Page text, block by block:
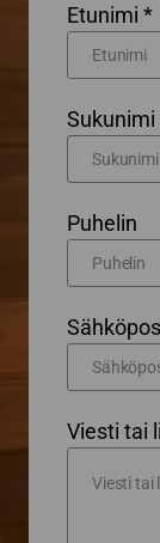
Etunimi *
Sukunimi
Puhelin
Viesti tai